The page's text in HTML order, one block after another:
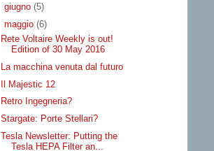
giugno (5)
maggio (6)
Rete Voltaire Weekly is out!
Edition of 30 May 2016
La macchina venuta dal futuro
Il Majestic 12
Retro Ingegneria?
Stargate: Porte Stellari?
Tesla Newsletter: Putting the
Tesla HEPA Filter an...